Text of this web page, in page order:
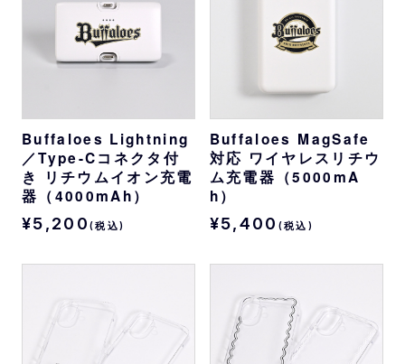
Buffaloes Lightning
／Type-Cコネクタ付
き リチウムイオン充電
器（4000mAh）
¥5,200 (税込)
Buffaloes MagSafe
対応 ワイヤレスリチウ
ム充電器（5000mA
h）
¥5,400 (税込)